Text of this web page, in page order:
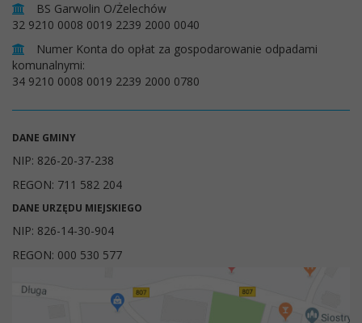
BS Garwolin O/Żelechów
32 9210 0008 0019 2239 2000 0040
Numer Konta do opłat za gospodarowanie odpadami
komunalnymi:
34 9210 0008 0019 2239 2000 0780
DANE GMINY
NIP: 826-20-37-238
REGON: 711 582 204
DANE URZĘDU MIEJSKIEGO
NIP: 826-14-30-904
REGON: 000 530 577